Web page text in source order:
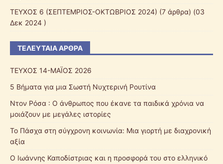
ΤΕΥΧΟΣ 6 (ΣΕΠΤΕΜΡΙΟΣ-ΟΚΤΩΒΡΙΟΣ 2024) (7 άρθρα) (03
Δεκ 2024 )
ΤΕΛΕΥΤΑΊΑ ΆΡΘΡΑ
ΤΕΥΧΟΣ 14-ΜΑΪΟΣ 2026
5 Βήματα για μια Σωστή Νυχτερινή Ρουτίνα
Ντον Ρόσα : Ο άνθρωπος που έκανε τα παιδικά χρόνια να
μοιάζουν με μεγάλες ιστορίες
Το Πάσχα στη σύγχρονη κοινωνία: Μια γιορτή με διαχρονική
αξία
Ο Ιωάννης Καποδίστριας και η προσφορά του στο ελληνικό